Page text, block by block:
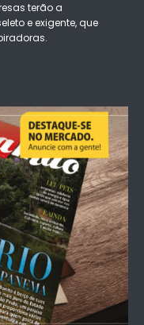
terão a
e exigente, que